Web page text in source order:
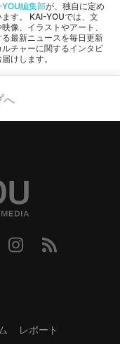
YOU編集部が、独自に定め
す。 KAI-YOUでは、文
像、イラストやアート、
最新ニュースを毎日更新
チャーに関するインタビ
けします。
へ
レポート